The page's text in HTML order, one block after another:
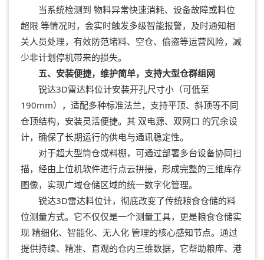
当系统检测到 物料异常快速消耗、设备故障或料位
超限 等情况时，会实时触发多级智能报警，及时通知相
关人员处理，有效防范堵料、空仓、偷盗等运营风险，减
少非计划停机带来的损失。
五、安装便捷，维护简单，支持大型仓群组网
锐达3D雷达料位计安装开孔尺寸小（可低至
190mm），适配多种标准法兰，支持平顶、斜顶等不同
仓顶结构，安装灵活便捷。其 双电源、双网口 的冗余设
计，确保了长期运行的供电与通讯稳定性。
对于超大型筒仓或料棚，可通过部署多台设备协同扫
描，经由上位机软件进行点云拼接，形成完整的三维库存
图像，实现广域仓储区域的统一数字化管理。
锐达3D雷达料位计，彻底改变了传统粮食仓储的料
位测量方式。它不仅仅是一个测量工具，更是粮食仓储实
现 精细化、智能化、无人化 管理的核心感知节点。通过
提供持续、精准、直观的仓内三维数据，它帮助粮库、港